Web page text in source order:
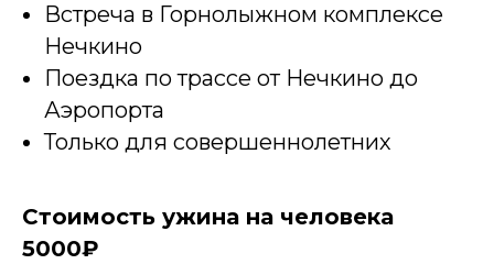
Встреча в Горнолыжном комплексе
Нечкино
Поездка по трассе от Нечкино до
Аэропорта
Только для совершеннолетних
Стоимость ужина на человека
5000₽